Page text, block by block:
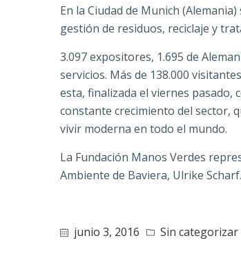
En la Ciudad de Munich
gestión de residuos, reciclaje y
3.097 expositores, 1.695 de
servicios. Más de 138.000
esta, finalizada el viernes pasado,
constante crecimiento del sector,
vivir moderna en todo el mundo.
La Fundación Manos Verdes
Ambiente de Baviera, Ulrike Scharf.
junio 3, 2016 Sin categorizar